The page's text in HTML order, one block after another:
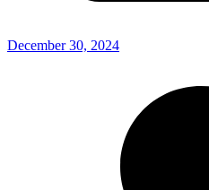
December 30, 2024